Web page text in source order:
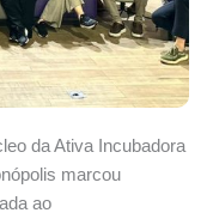
da Ativa Incubadora
marcou
ao